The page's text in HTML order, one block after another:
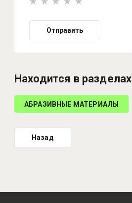
Отправить
Находится в разделах
АБРАЗИВНЫЕ МАТЕРИАЛЫ
Назад